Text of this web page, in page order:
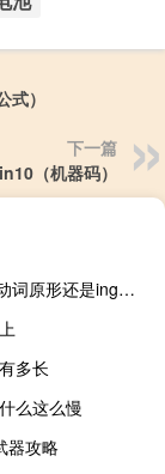
）
下一篇
（机器码）
let's后面加动词原形还是ing形式
多长
么这么慢
器攻略